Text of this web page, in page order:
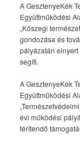
A GesztenyeKék
Együttműködési
„Kőszegi
gondozása és
pályázatán
segíti.
A GesztenyeKék
Együttműködési
évi működési
térítendő